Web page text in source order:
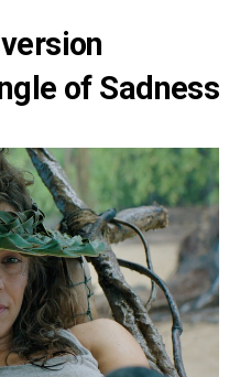
of Sadness